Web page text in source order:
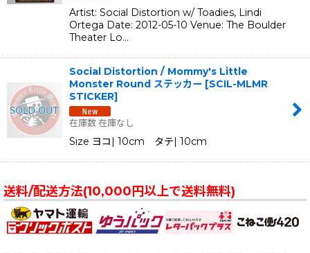
Artist: Social Distortion w/ Toadies, Lindi
Ortega Date: 2012-05-10 Venue: The Boulder
Theater Lo…
Social Distortion / Mommy's Little
Monster Round ステッカー [SCIL-MLMR
STICKER]
在庫数 在庫なし
Size ヨコ| 10cm タテ| 10cm
送料/配送方法(10,000円以上で送料無料)